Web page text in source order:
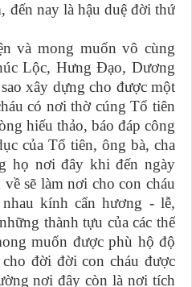
đến nay là hậu duệ đời thứ
và mong muốn vô cùng
Lộc, Hưng Đạo, Dương
xây dựng cho được một
có nơi thờ cúng Tổ tiên
hiếu thảo, báo đáp công
của Tổ tiên, ông bà, cha
họ nơi đây khi đến ngày
sẽ làm nơi cho con cháu
kính cẩn hương - lễ,
thành tựu của các thế
muốn được phù hộ độ
đời đời con cháu được
nơi đây còn là nơi tích